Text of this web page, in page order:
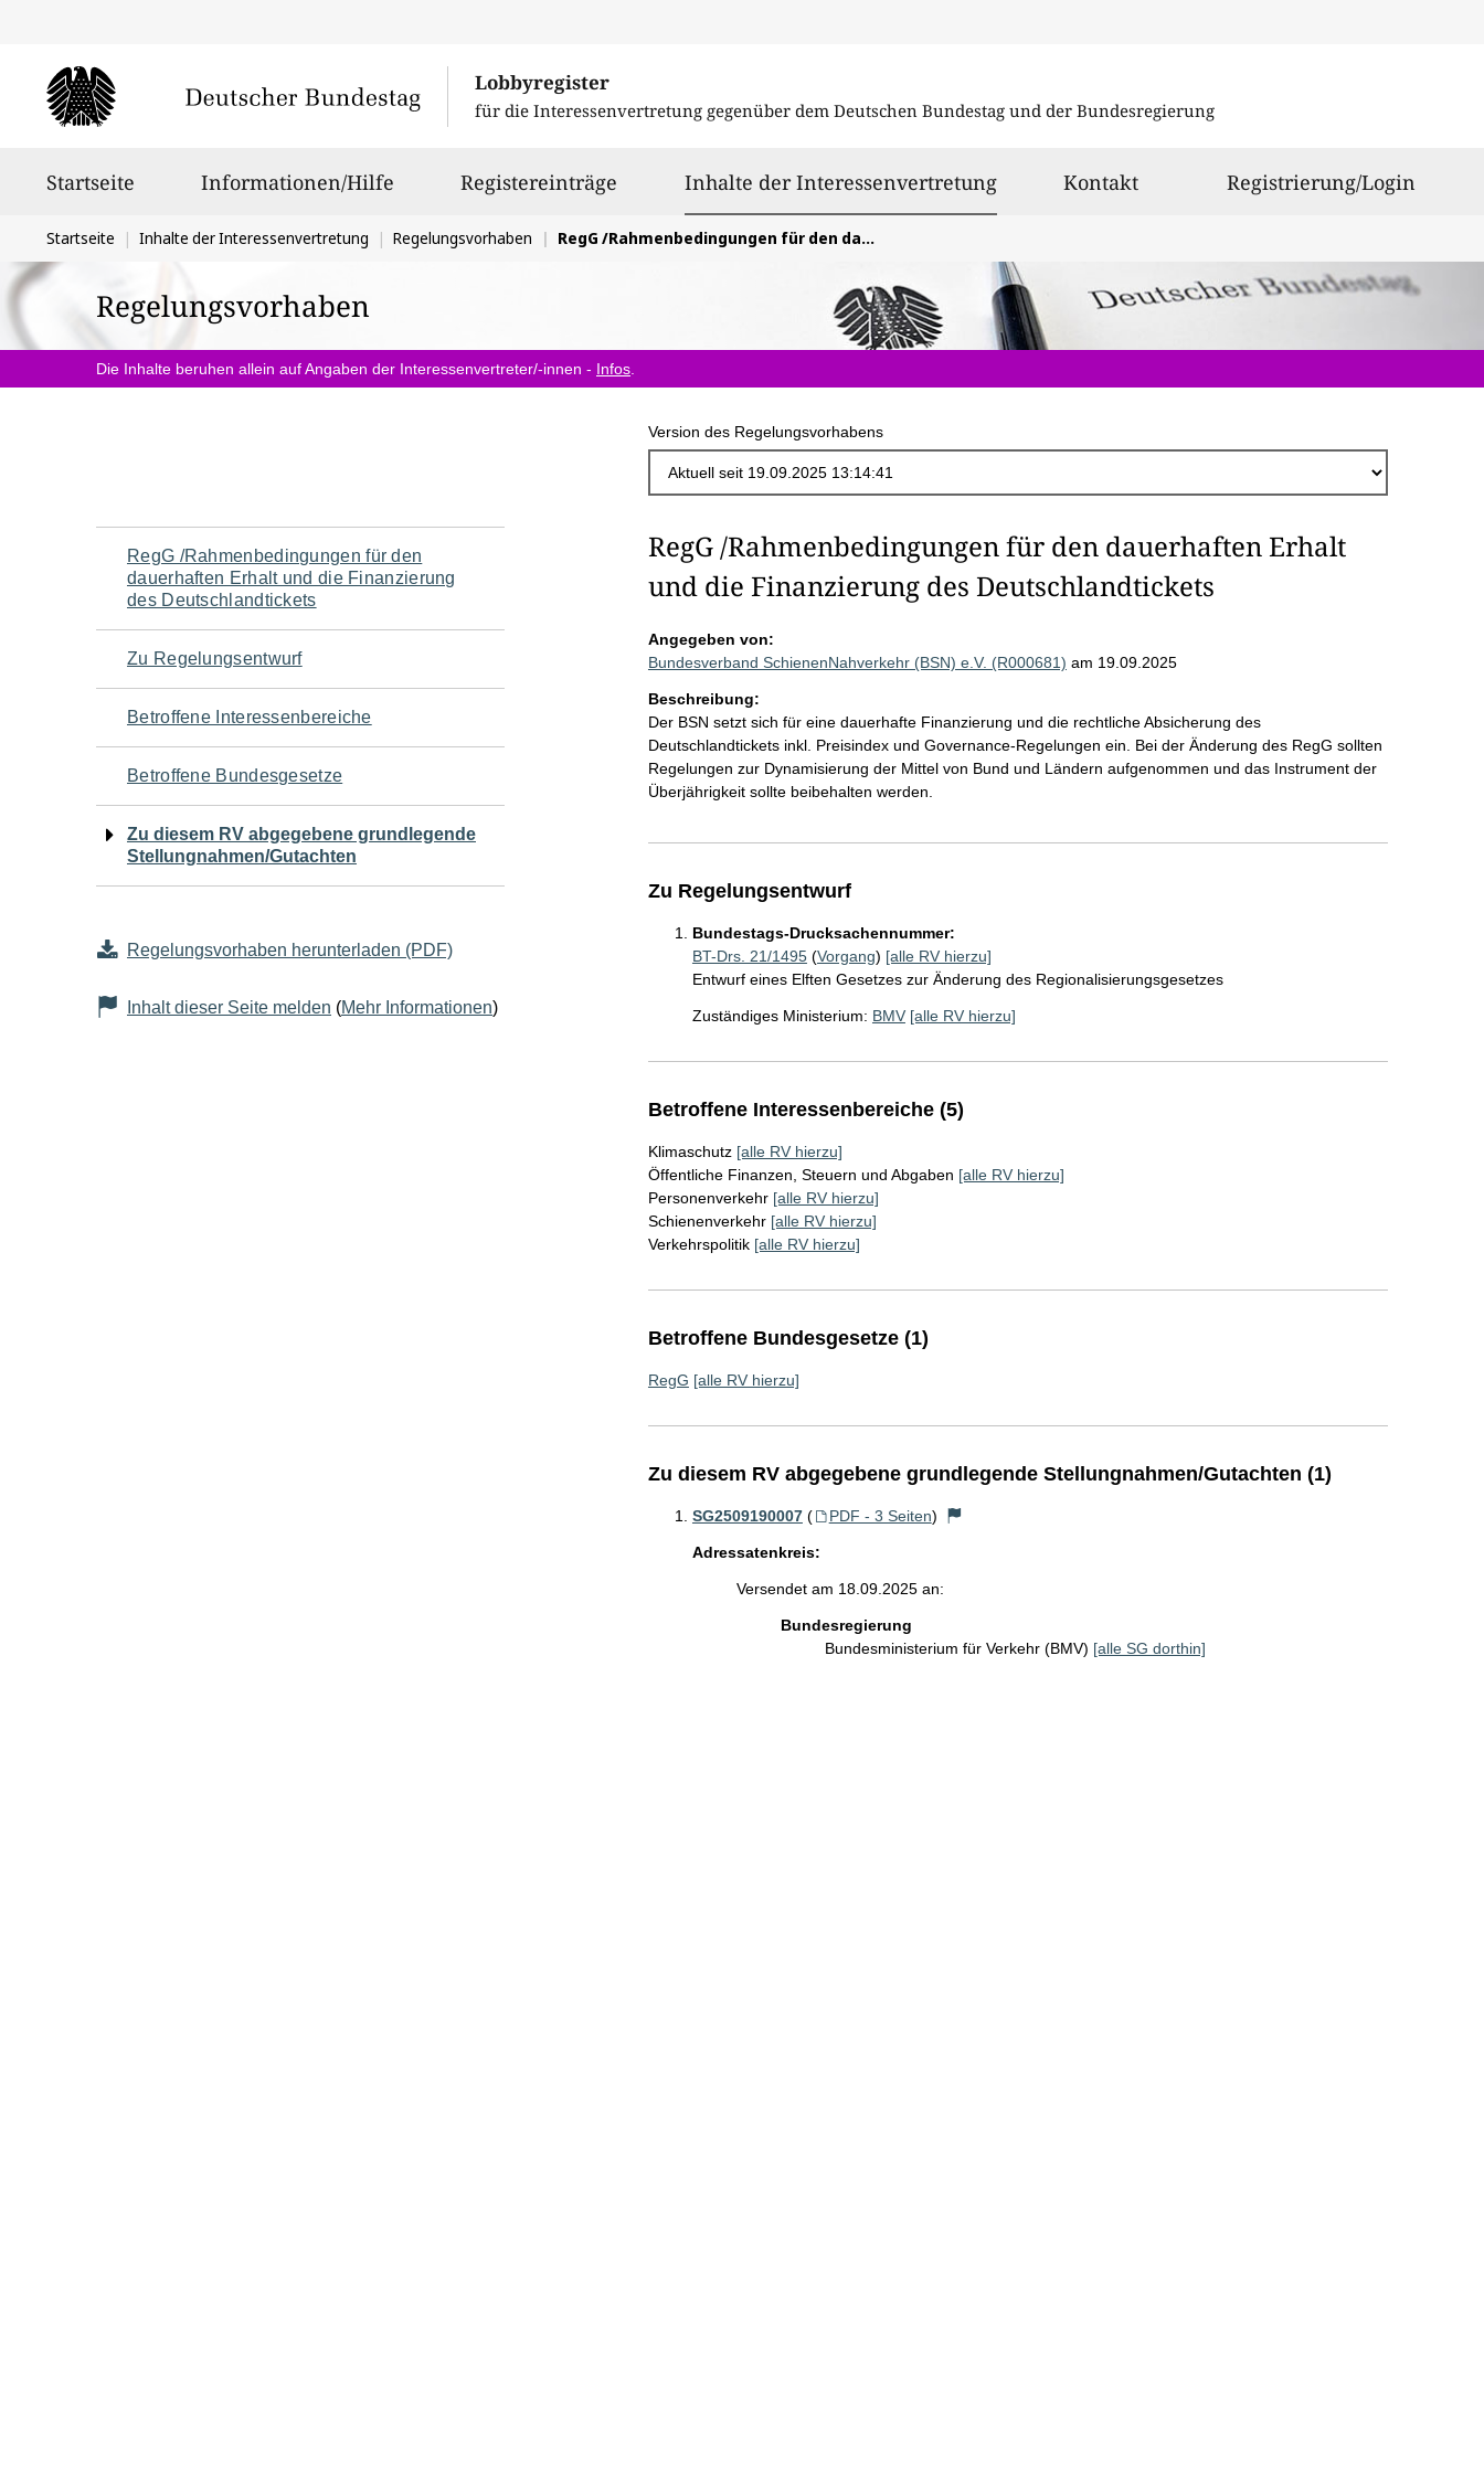
Lobbyregister
für die Interessenvertretung gegenüber dem Deutschen Bundestag und der Bundesregierung
Startseite Informationen/Hilfe Registereinträge Inhalte der Interessenvertretungausgewählt
Kontakt Registrierung/Login
Sie
befinden
sich
hier:
Startseite Inhalte der Interessenvertretung Regelungsvorhaben RegG /Rahmenbedingungen für den dauerhaften Erhalt und die Finanzierung des Deutschlandtickets
Regelungsvorhaben
Die Inhalte beruhen allein auf Angaben der Interessenvertreter/-innen - Infos
Version des Regelungsvorhabens
Navigation
für
den
Seiteninhalt
RegG /Rahmenbedingungen für den
dauerhaften Erhalt und die Finanzierung
des Deutschlandtickets
Zu Regelungsentwurf
Betroffene Interessenbereiche
Betroffene Bundesgesetze
Zu diesem RV abgegebene grundlegende
Stellungnahmen/Gutachten
Regelungsvorhaben herunterladen (PDF)
Inhalt dieser Seite melden (Mehr Informationen)
RegG /Rahmenbedingungen für den dauerhaften Erhalt
und die Finanzierung des Deutschlandtickets
Angegeben von:
Bundesverband SchienenNahverkehr (BSN) e.V. (R000681) am 19.09.2025
Beschreibung:
Der BSN setzt sich für eine dauerhafte Finanzierung und die rechtliche Absicherung des
Deutschlandtickets inkl. Preisindex und Governance-Regelungen ein. Bei der Änderung des RegG sollten
Regelungen zur Dynamisierung der Mittel von Bund und Ländern aufgenommen und das Instrument der
Überjährigkeit sollte beibehalten werden.
Zu Regelungsentwurf
Bundestags-Drucksachennummer:
BT-Drs. 21/1495(Vorgang) [alle RV hierzu]
Entwurf eines Elften Gesetzes zur Änderung des Regionalisierungsgesetzes
Zuständiges Ministerium: BMV [alle RV hierzu]
Betroffene Interessenbereiche (5)
Klimaschutz [alle RV hierzu]
Öffentliche Finanzen, Steuern und Abgaben [alle RV hierzu]
Personenverkehr [alle RV hierzu]
Schienenverkehr [alle RV hierzu]
Verkehrspolitik [alle RV hierzu]
Betroffene Bundesgesetze (1)
RegG [alle RV hierzu]
Zu diesem RV abgegebene grundlegende Stellungnahmen/Gutachten (1)
SG2509190007 ( PDF - 3 Seiten)
Adressatenkreis:
Versendet am 18.09.2025 an:
Bundesregierung
Bundesministerium für Verkehr (BMV) [alle SG dorthin]